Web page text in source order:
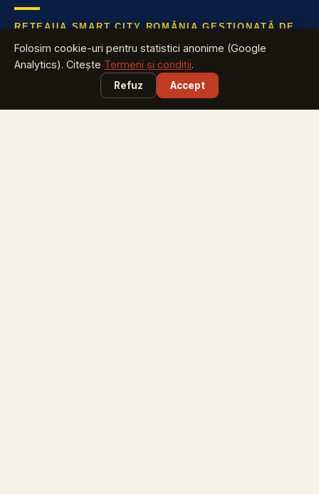
Folosim cookie-uri pentru statistici anonime (Google
Analytics). Citește Termeni și condiții.
Refuz Accept
REȚEAUA SMART CITY ROMÂNIA GESTIONATĂ DE
Află tot ce te interesează despre industria cu cea mai mare
creștere din România
EXPLOREAZĂ